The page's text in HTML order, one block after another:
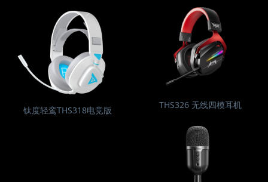
THS326 无线四模耳机
钛度轻鸾THS318电竞版